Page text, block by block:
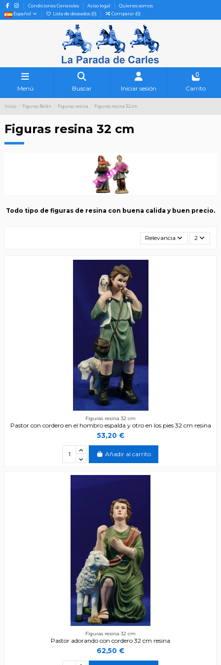
Condiciones Generales Aviso legal
Quienes somos
Español
Lista de deseados (0) Comparar (0)
Menú Buscar Iniciar sesión
0
Carrito
Inicio Figuras Belén Figuras resina Figuras resina 32 cm
Figuras resina 32 cm
Todo tipo de figuras de resina con buena calida y buen precio.
Relevancia 2
Figuras resina 32 cm
Pastor con cordero en el hombro espalda y otro en los pies 32 cm resina
53,20 €
Añadir al carrito
Figuras resina 32 cm
Pastor adorando con cordero 32 cm resina
62,50 €